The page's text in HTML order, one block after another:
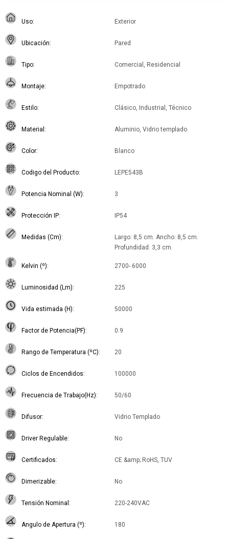
Uso Exterior
Ubicación Pared
Tipo Comercial, Residencial
Montaje Empotrado
Estilo Clásico, Industrial, Técnico
Material Aluminio, Vidrio templado
Color Blanco
Codigo del Producto LEPE543B
Potencia Nominal (W) 3
Protección IP IP54
Medidas (Cm)
Largo: 8,5 cm. Ancho: 8,5 cm.
Profundidad: 3,3 cm.
Kelvin (º) 2700- 6000
Luminosidad (Lm) 225
Vida estimada (H) 50000
Factor de Potencia(PF) 0.9
Rango de Temperatura (ºC) 20
Ciclos de Encendidos 100000
Frecuencia de Trabajo(Hz) 50/60
Difusor Vidrio Templado
Driver Regulable No
Certificados CE &amp; RoHS, TUV
Dimerizable No
Tensión Nominal 220-240VAC
Angulo de Apertura (º) 180